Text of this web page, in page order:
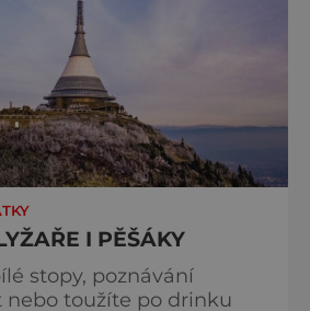
I PĚŠÁKY
stopy, poznávání
nebo toužíte po drinku